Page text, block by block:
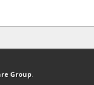
Version bas-débit
Group.